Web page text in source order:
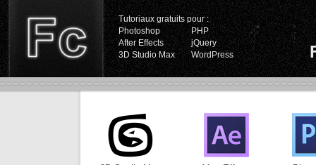
Tutoriaux gratuits pour :
Photoshop
PHP
After Effects
jQuery
3D Studio Max
WordPress